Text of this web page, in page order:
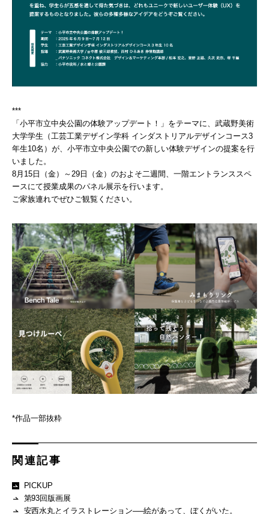
***
「小平市立中央公園の体験アップデート！」をテーマに、武蔵野美術
大学学生（工芸工業デザイン学科 インダストリアルデザインコース3
年生10名）が、小平市立中央公園での新しい体験デザインの提案を行
いました。
8月15日（金）～29日（金）のおよそ二週間、一階エントランススペ
ースにて授業成果のパネル展示を行います。
ご家族連れでぜひご観覧ください。
*作品一部抜粋
関連記事
PICKUP
第93回版画展
安西水丸とイラストレーション──絵があって、ぼくがいた。